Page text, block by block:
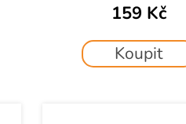
159 Kč
Koupit